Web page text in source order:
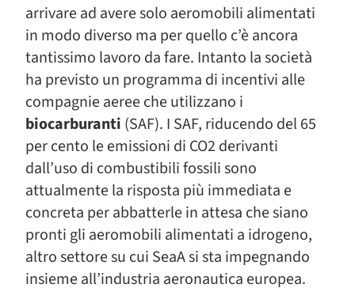
arrivare ad avere solo aeromobili alimentati
in modo diverso ma per quello c’è ancora
tantissimo lavoro da fare. Intanto la società
ha previsto un programma di incentivi alle
compagnie aeree che utilizzano i
biocarburanti (SAF). I SAF, riducendo del 65
per cento le emissioni di CO2 derivanti
dall’uso di combustibili fossili sono
attualmente la risposta più immediata e
concreta per abbatterle in attesa che siano
pronti gli aeromobili alimentati a idrogeno,
altro settore su cui SeaA si sta impegnando
insieme all’industria aeronautica europea.